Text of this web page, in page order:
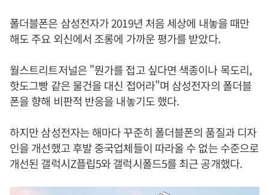
폴더블폰은 삼성전자가 2019년 처음 세상에 내놓을 때만
해도 주요 외신에서 조롱에 가까운 평가를 받았다.
월스트리트저널은 "뭔가를 접고 싶다면 색종이나 목도리,
핫도그빵 같은 물건을 대신 접어라"며 삼성전자의 폴더블
폰을 향해 비판적 반응을 내놓기도 했다.
하지만 삼성전자는 해마다 꾸준히 폴더블폰의 품질과 디자
인을 개선했고 후발 중국업체들이 따라올 수 없는 수준으로
개선된 갤럭시Z플립5와 갤럭시폴드5를 최근 공개했다.